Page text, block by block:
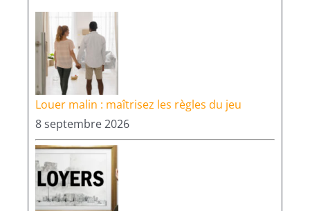
Louer malin : maîtrisez les règles du jeu
8 septembre 2026